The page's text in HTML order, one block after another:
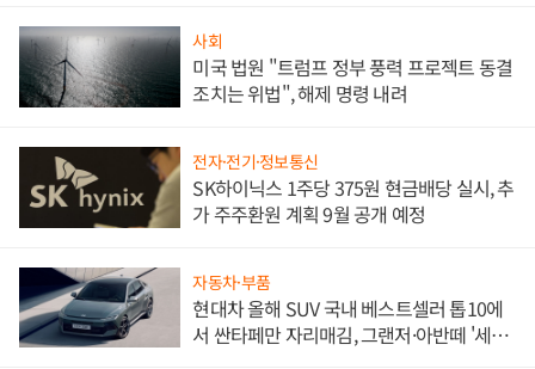
사회
미국 법원 "트럼프 정부 풍력 프로젝트 동결
조치는 위법", 해제 명령 내려
전자·전기·정보통신
SK하이닉스 1주당 375원 현금배당 실시, 추
가 주주환원 계획 9월 공개 예정
자동차·부품
현대차 올해 SUV 국내 베스트셀러 톱10에
서 싼타페만 자리매김, 그랜저·아반떼 '세단